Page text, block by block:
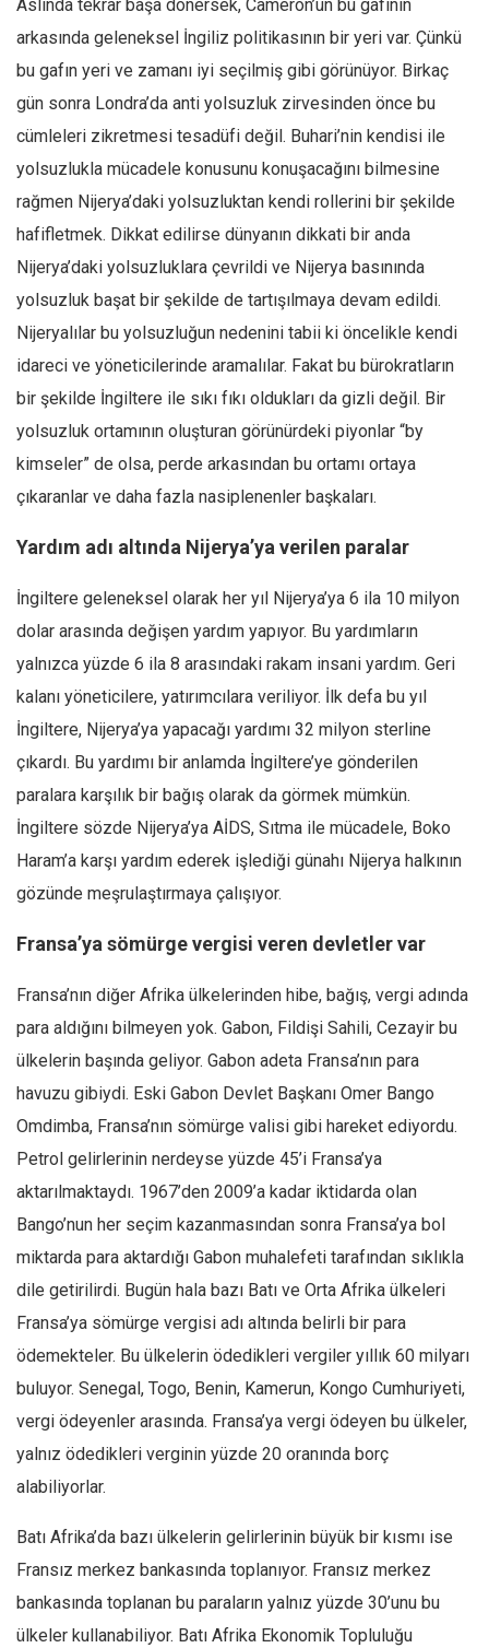
Aslında tekrar başa dönersek, Cameron’un bu gafının
arkasında geleneksel İngiliz politikasının bir yeri var. Çünkü
bu gafın yeri ve zamanı iyi seçilmiş gibi görünüyor. Birkaç
gün sonra Londra’da anti yolsuzluk zirvesinden önce bu
cümleleri zikretmesi tesadüfi değil. Buhari’nin kendisi ile
yolsuzlukla mücadele konusunu konuşacağını bilmesine
rağmen Nijerya’daki yolsuzluktan kendi rollerini bir şekilde
hafifletmek. Dikkat edilirse dünyanın dikkati bir anda
Nijerya’daki yolsuzluklara çevrildi ve Nijerya basınında
yolsuzluk başat bir şekilde de tartışılmaya devam edildi.
Nijeryalılar bu yolsuzluğun nedenini tabii ki öncelikle kendi
idareci ve yöneticilerinde aramalılar. Fakat bu bürokratların
bir şekilde İngiltere ile sıkı fıkı oldukları da gizli değil. Bir
yolsuzluk ortamının oluşturan görünürdeki piyonlar “by
kimseler” de olsa, perde arkasından bu ortamı ortaya
çıkaranlar ve daha fazla nasiplenenler başkaları.
Yardım adı altında Nijerya’ya verilen paralar
İngiltere geleneksel olarak her yıl Nijerya’ya 6 ila 10 milyon
dolar arasında değişen yardım yapıyor. Bu yardımların
yalnızca yüzde 6 ila 8 arasındaki rakam insani yardım. Geri
kalanı yöneticilere, yatırımcılara veriliyor. İlk defa bu yıl
İngiltere, Nijerya’ya yapacağı yardımı 32 milyon sterline
çıkardı. Bu yardımı bir anlamda İngiltere’ye gönderilen
paralara karşılık bir bağış olarak da görmek mümkün.
İngiltere sözde Nijerya’ya AİDS, Sıtma ile mücadele, Boko
Haram’a karşı yardım ederek işlediği günahı Nijerya halkının
gözünde meşrulaştırmaya çalışıyor.
Fransa’ya sömürge vergisi veren devletler var
Fransa’nın diğer Afrika ülkelerinden hibe, bağış, vergi adında
para aldığını bilmeyen yok. Gabon, Fildişi Sahili, Cezayir bu
ülkelerin başında geliyor. Gabon adeta Fransa’nın para
havuzu gibiydi. Eski Gabon Devlet Başkanı Omer Bango
Omdimba, Fransa’nın sömürge valisi gibi hareket ediyordu.
Petrol gelirlerinin nerdeyse yüzde 45’i Fransa’ya
aktarılmaktaydı. 1967’den 2009’a kadar iktidarda olan
Bango’nun her seçim kazanmasından sonra Fransa’ya bol
miktarda para aktardığı Gabon muhalefeti tarafından sıklıkla
dile getirilirdi. Bugün hala bazı Batı ve Orta Afrika ülkeleri
Fransa’ya sömürge vergisi adı altında belirli bir para
ödemekteler. Bu ülkelerin ödedikleri vergiler yıllık 60 milyarı
buluyor. Senegal, Togo, Benin, Kamerun, Kongo Cumhuriyeti,
vergi ödeyenler arasında. Fransa’ya vergi ödeyen bu ülkeler,
yalnız ödedikleri verginin yüzde 20 oranında borç
alabiliyorlar.
Batı Afrika’da bazı ülkelerin gelirlerinin büyük bir kısmı ise
Fransız merkez bankasında toplanıyor. Fransız merkez
bankasında toplanan bu paraların yalnız yüzde 30’unu bu
ülkeler kullanabiliyor. Batı Afrika Ekonomik Topluluğu